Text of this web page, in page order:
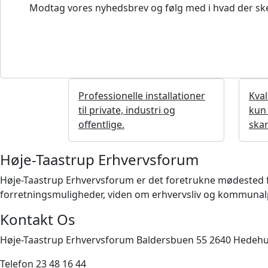
Modtag vores nyhedsbrev og følg med i hvad der
Professionelle installationer
til private, industri og
offentlige.
Høje-Taastrup Erhvervsforum
Høje-Taastrup Erhvervsforum er det foretrukne
forretningsmuligheder, viden om erhvervsliv og
Kontakt Os
Høje-Taastrup Erhvervsforum Baldersbuen 55 2640
Telefon 23 48 16 44